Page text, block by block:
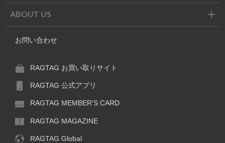
ABOUT US
お問い合わせ
RAGTAG お買い取りサイト
RAGTAG 公式アプリ
RAGTAG MEMBER'S CARD
RAGTAG MAGAZINE
RAGTAG Global